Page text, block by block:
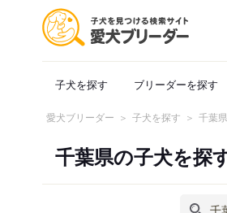
子犬を探す ブリーダーを探す
愛犬ブリーダー 子犬を探す 千葉
千葉県の子犬を探